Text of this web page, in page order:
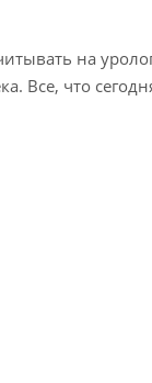
на
Все, что